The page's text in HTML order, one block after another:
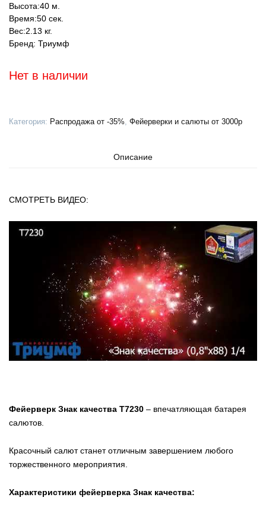
Высота:40 м.
Время:50 сек.
Вес:2.13 кг.
Бренд: Триумф
Нет в наличии
Категория: Распродажа от -35%, Фейерверки и салюты от 3000р
Описание
СМОТРЕТЬ ВИДЕО:
Фейерверк Знак качества Т7230 – впечатляющая батарея
салютов.
Красочный салют станет отличным завершением любого
торжественного мероприятия.
Характеристики фейерверка Знак качества: